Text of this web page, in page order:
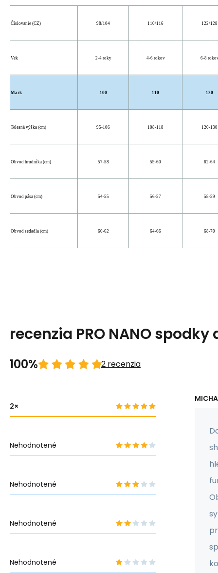
Číslovanie (CZ) 98/104 110/116 122/128
Vek 2-4 roky 4-6 rokov 6-8
Mark 100 110 120
Telesná výška (cm) 95-106 108-118 120-130
Obvod hrudníka (cm) 57-58 59-60 62-64
Obvod pása (cm) 54-55 56-57 58-59
Obvod sedadla (cm) 60-62 64-66 68-70
recenzia PRO NANO
100% 2 recenzia
2
Nehodnotené
Nehodnotené
Nehodnotené
Nehodnotené